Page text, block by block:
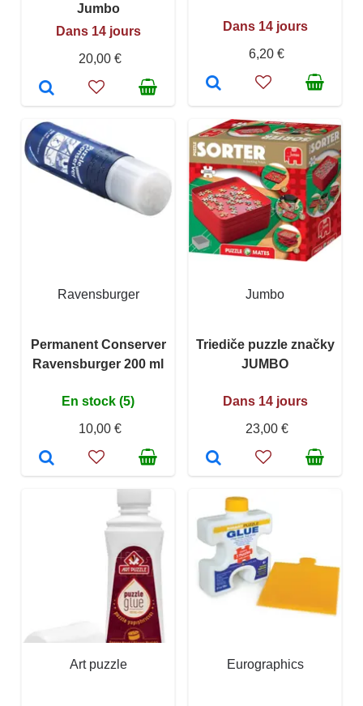
Jumbo
Dans 14 jours
20,00 €
Dans 14 jours
6,20 €
Ravensburger
Permanent Conserver
Ravensburger 200 ml
En stock (5)
10,00 €
Jumbo
Triediče puzzle značky
JUMBO
Dans 14 jours
23,00 €
Art puzzle Eurographics